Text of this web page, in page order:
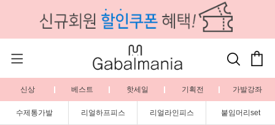
신상 베스트 핫세일 기획전 가발강좌
수제통가발 리얼하프피스 리얼라인피스 붙임머리set